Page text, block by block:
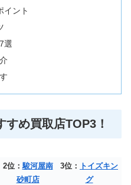
イント
選
すめ買取店TOP3！
2位：駿河屋南
砂町店
3位：
トイズキン
グ